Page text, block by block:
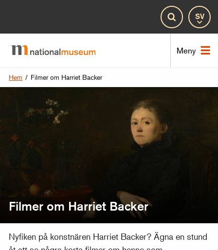
Meny
Sök
Hem / Filmer om Harriet Backer
Filmer om Harriet Backer
Nyfiken på konstnären Harriet Backer? Ägna en stund